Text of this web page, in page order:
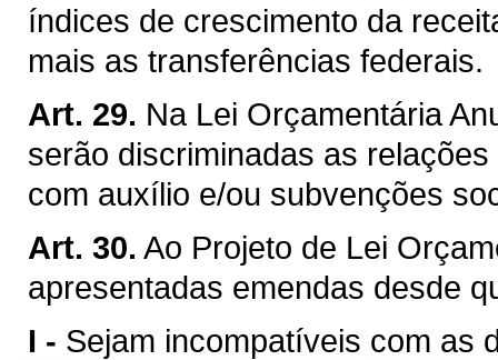
índices de crescimento da
mais as transferências federais.
Art. 29. Na Lei Orçamentária
serão discriminadas as
com auxílio e/ou subvenções
Art. 30. Ao Projeto de Lei
apresentadas emendas desde
I - Sejam incompatíveis com as